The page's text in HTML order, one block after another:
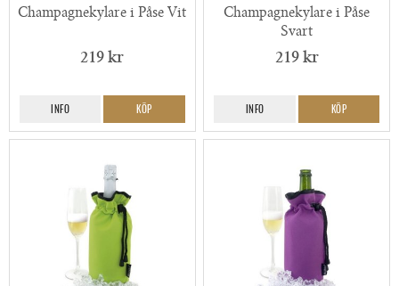
Champagnekylare i Påse Vit
219 kr
INFO KÖP
Champagnekylare i Påse
Svart
219 kr
INFO KÖP